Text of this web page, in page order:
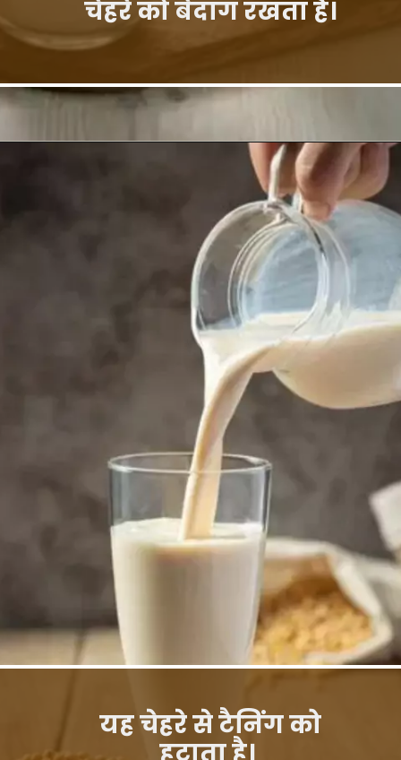
चेहरे को बेदाग रखता है।
यह चेहरे से टैनिंग को